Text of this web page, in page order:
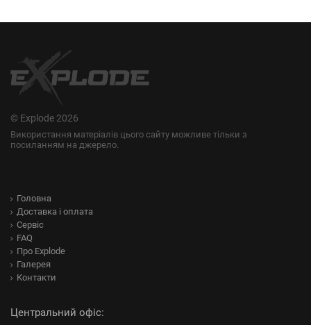
© Explode 2026
Використання матеріалів цього сайту можливе тільки з
посиланням на джерело.
Головна
Доставка і оплата
Сервіс
FAQ
Про Explode
Галерея
Контакти
Центральний офіс: